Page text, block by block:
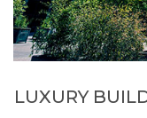
LUXURY